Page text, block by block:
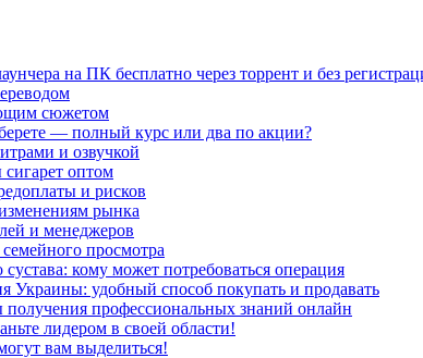
на ПК бесплатно через торрент и без
сюжетом
— полный курс или два по акции?
и озвучкой
оптом
и рисков
рынка
и менеджеров
просмотра
кому может потребоваться операция
Украины: удобный способ покупать и продавать
профессиональных знаний онлайн
лидером в своей области!
вам выделиться!